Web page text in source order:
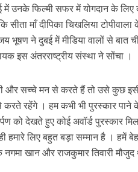
“गौरी शंकर की प्रेम कहानी” ने मचाया धमाल
में उनके फिल्मी सफर में योगदान के
सीता माँ दीपिका चिखलिया
भूषण ने दुबई में मीडिया वालों से बात
इस अंतरराष्ट्रीय संस्था ने सोंचा ।
और सच्चे मन से करते हैं तो उसे कुछ
करते रहेंगे । हम कभी भी पुरस्कार
को देखते हुए कोई अवॉर्ड पुरस्कार
हमारे लिए बहुत बड़ा सम्मान है ।
खान और राजकुमार तिवारी मौजुद